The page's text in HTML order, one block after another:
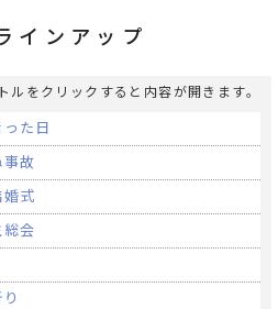
インアップ
ルをクリックすると内容が開きます。
た日
故
式
総会